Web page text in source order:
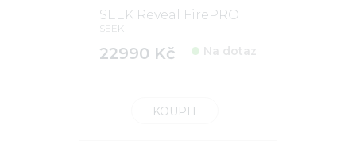
SEEK Reveal FirePRO
SEEK
22990 Kč Na dotaz
KOUPIT